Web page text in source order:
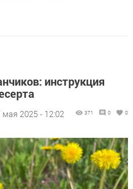
инструкция
мая 2025 - 12:02 371 0 0